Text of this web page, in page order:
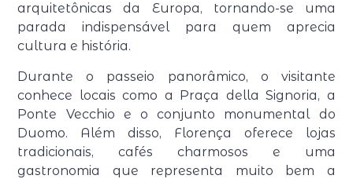
arquitetônicas da Europa, tornando-se uma
parada indispensável para quem aprecia
cultura e história.
Durante o passeio panorâmico, o visitante
conhece locais como a Praça della Signoria, a
Ponte Vecchio e o conjunto monumental do
Duomo. Além disso, Florença oferece lojas
tradicionais, cafés charmosos e uma
gastronomia que representa muito bem a